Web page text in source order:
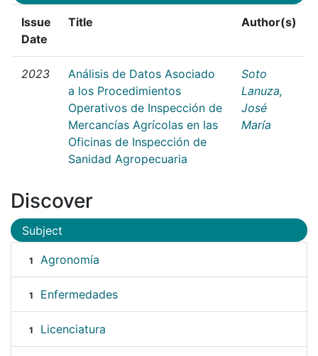
Issue
Date
Title Author(s)
2023
Análisis de Datos Asociado
a los Procedimientos
Operativos de Inspección de
Mercancías Agrícolas en las
Oficinas de Inspección de
Sanidad Agropecuaria
Soto
Lanuza,
José
María
Discover
Subject
1 Agronomía
1 Enfermedades
1 Licenciatura